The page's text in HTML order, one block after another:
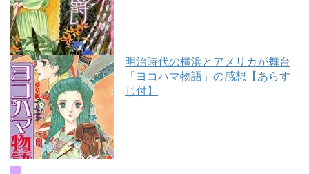
明治時代の横浜とアメリカが舞台
「ヨコハマ物語」の感想【あらす
じ付】